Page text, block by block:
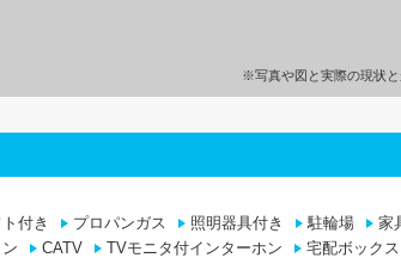
※写真や図と実際の現状
付き プロパンガス 照明器具付き 駐輪場
家
CATV TVモニタ付インターホン 宅配ボックス